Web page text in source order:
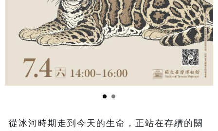
從冰河時期走到今天的生命，正站在存續的關